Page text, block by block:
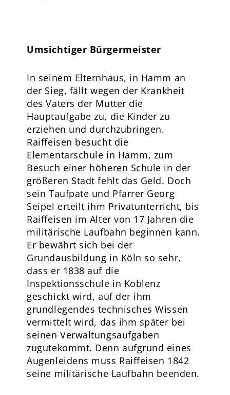
Umsichtiger Bürgermeister
In seinem Elternhaus, in Hamm an
der Sieg, fällt wegen der Krankheit
des Vaters der Mutter die
Hauptaufgabe zu, die Kinder zu
erziehen und durchzubringen.
Raiffeisen besucht die
Elementarschule in Hamm, zum
Besuch einer höheren Schule in der
größeren Stadt fehlt das Geld. Doch
sein Taufpate und Pfarrer Georg
Seipel erteilt ihm Privatunterricht, bis
Raiffeisen im Alter von 17 Jahren die
militärische Laufbahn beginnen kann.
Er bewährt sich bei der
Grundausbildung in Köln so sehr,
dass er 1838 auf die
Inspektionsschule in Koblenz
geschickt wird, auf der ihm
grundlegendes technisches Wissen
vermittelt wird, das ihm später bei
seinen Verwaltungsaufgaben
zugutekommt. Denn aufgrund eines
Augenleidens muss Raiffeisen 1842
seine militärische Laufbahn beenden.